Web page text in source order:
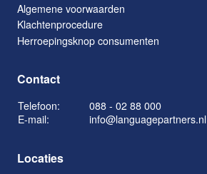
Algemene voorwaarden
Klachtenprocedure
Herroepingsknop consumenten
Contact
Telefoon:
088 - 02 88 000
E-mail:
info@languagepartners.nl
Locaties